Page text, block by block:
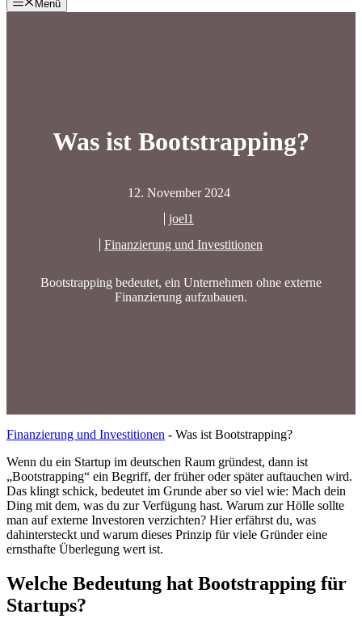
Menü
Was ist Bootstrapping?
12. November 2024
joel1
Finanzierung und Investitionen
Bootstrapping bedeutet, ein Unternehmen ohne externe
Finanzierung aufzubauen.
Finanzierung und Investitionen - Was ist Bootstrapping?
Wenn du ein Startup im deutschen Raum gründest, dann ist
„Bootstrapping“ ein Begriff, der früher oder später auftauchen wird.
Das klingt schick, bedeutet im Grunde aber so viel wie: Mach dein
Ding mit dem, was du zur Verfügung hast. Warum zur Hölle sollte
man auf externe Investoren verzichten? Hier erfährst du, was
dahintersteckt und warum dieses Prinzip für viele Gründer eine
ernsthafte Überlegung wert ist.
Welche Bedeutung hat Bootstrapping für
Startups?